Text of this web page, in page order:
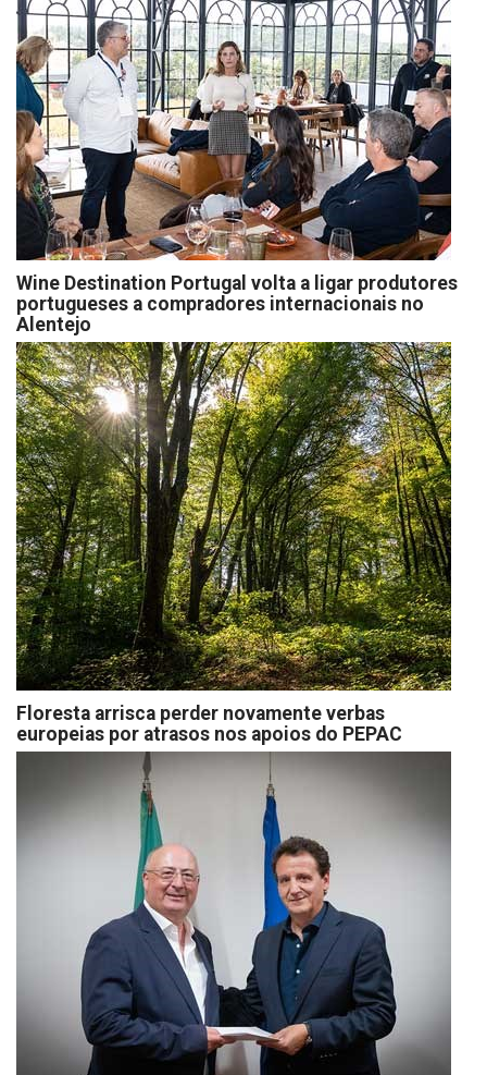
Wine Destination Portugal volta a ligar produtores
portugueses a compradores internacionais no
Alentejo
Floresta arrisca perder novamente verbas
europeias por atrasos nos apoios do PEPAC